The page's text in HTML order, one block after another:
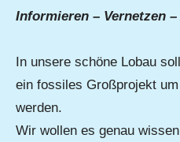
Informieren – Vernetzen
In unsere schöne Lobau
ein fossiles Großprojekt
werden.
Wir wollen es genau